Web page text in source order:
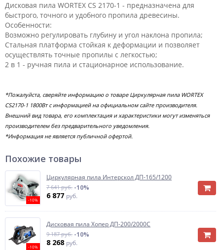
Дисковая пила WORTEX CS 2170-1 - предназначена для
быстрого, точного и удобного пропила древесины.
Особенности:
Возможно регулировать глубину и угол наклона пропила;
Стальная платформа стойкая к деформации и позволяет
осуществлять точные пропилы с легкостью;
2 в 1 - ручная пила и стационарное использование.
*Пожалуйста, сверяйте информацию о товаре Циркулярная пила WORTEX
CS2170-1 1800Вт с информацией на официальном сайте производителя.
Внешний вид товара, его комплектация и характеристики могут изменяться
производителем без предварительного уведомления.
*Информация не является публичной офертой.
Похожие товары
-10%
Циркулярная пила Интерскол ДП-165/1200
7 641 руб. -10%
6 877 руб.
-10%
Дисковая пила Хопер ДП-200/2000С
9 187 руб. -10%
8 268 руб.